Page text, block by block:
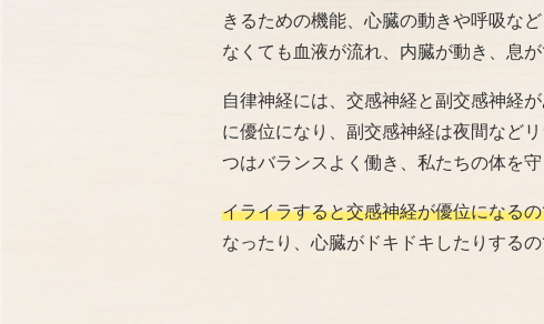
きるための機能、心臓の動きや呼吸な
なくても血液が流れ、内臓が動き、息
自律神経には、交感神経と副交感神経
に優位になり、副交感神経は夜間など
つはバランスよく働き、私たちの体を守
イライラすると交感神経が優位になる
なったり、心臓がドキドキしたりするの